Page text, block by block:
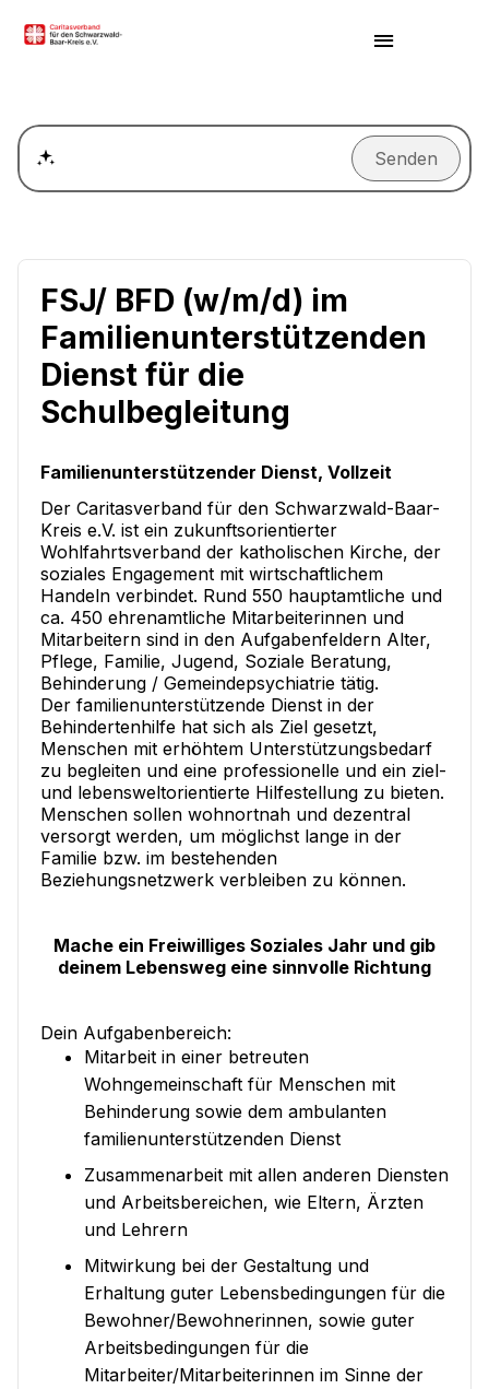
Wie kann ich einen Termin für ein Beratungsgespräch
Senden
FSJ/ BFD (w/m/d) im
Familienunterstützenden
Dienst für die
Schulbegleitung
Familienunterstützender Dienst, Vollzeit
Der Caritasverband für den Schwarzwald-Baar-
Kreis e.V. ist ein zukunftsorientierter
Wohlfahrtsverband der katholischen Kirche, der
soziales Engagement mit wirtschaftlichem
Handeln verbindet. Rund 550 hauptamtliche und
ca. 450 ehrenamtliche Mitarbeiterinnen und
Mitarbeitern sind in den Aufgabenfeldern Alter,
Pflege, Familie, Jugend, Soziale Beratung,
Behinderung / Gemeindepsychiatrie tätig.
Der familienunterstützende Dienst in der
Behindertenhilfe hat sich als Ziel gesetzt,
Menschen mit erhöhtem Unterstützungsbedarf
zu begleiten und eine professionelle und ein ziel-
und lebensweltorientierte Hilfestellung zu bieten.
Menschen sollen wohnortnah und dezentral
versorgt werden, um möglichst lange in der
Familie bzw. im bestehenden
Beziehungsnetzwerk verbleiben zu können.
Mache ein Freiwilliges Soziales Jahr und gib
deinem Lebensweg eine sinnvolle Richtung
Dein Aufgabenbereich:
Mitarbeit in einer betreuten
Wohngemeinschaft für Menschen mit
Behinderung sowie dem ambulanten
familienunterstützenden Dienst
Zusammenarbeit mit allen anderen Diensten
und Arbeitsbereichen, wie Eltern, Ärzten
und Lehrern
Mitwirkung bei der Gestaltung und
Erhaltung guter Lebensbedingungen für die
Bewohner/Bewohnerinnen, sowie guter
Arbeitsbedingungen für die
Mitarbeiter/Mitarbeiterinnen im Sinne der